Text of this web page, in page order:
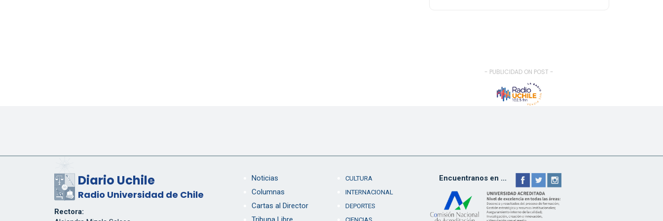
- PUBLICIDAD ON POST -
Diario Uchile
Radio Universidad de Chile
Rectora:
Noticias
Columnas
Cartas al Director
CULTURA
INTERNACIONAL
DEPORTES
Encuentranos en ...